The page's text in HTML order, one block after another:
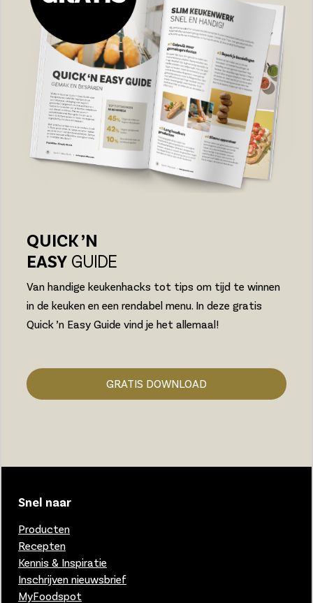
QUICK ’N
EASY GUIDE
Van handige keukenhacks tot tips om tijd te winnen
in de keuken en een rendabel menu. In deze gratis
Quick ’n Easy Guide vind je het allemaal!
GRATIS DOWNLOAD
Snel naar
Producten
Recepten
Kennis & Inspiratie
Inschrijven nieuwsbrief
MyFoodspot